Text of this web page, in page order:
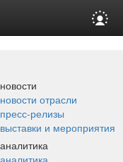
новости
новости отрасли
пресс-релизы
выставки и мероприятия
аналитика
аналитика